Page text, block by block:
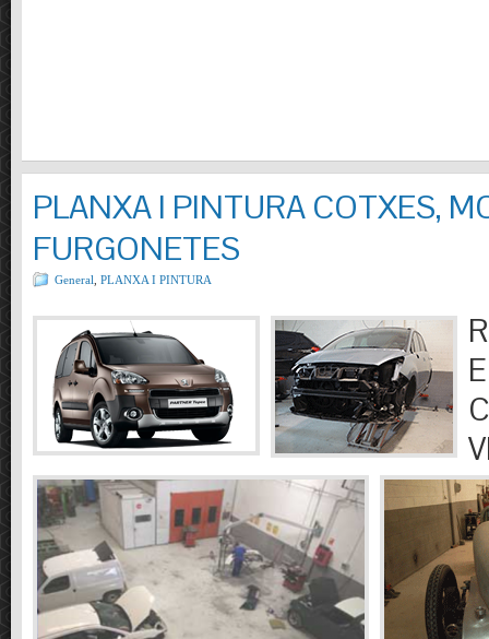
PLANXA I PINTURA COTXES,
FURGONETES
General PLANXA I PINTURA